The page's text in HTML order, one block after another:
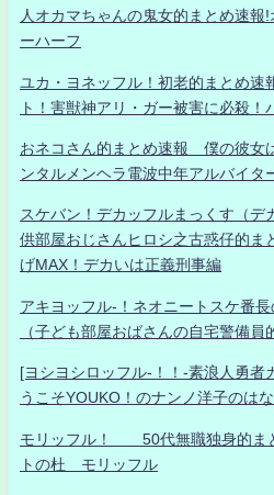
人オカマちゃんの鬼女的まとめ速報
ーハーフ
ユカ・ヨネッフル！初老的まとめ速
ト！害獣神アリ・ガー被害に必殺！
おネコさん的まとめ速報 僕の彼女
ンタルメンヘラ電波中年アルバイタ
スケバン！デカッフルまっくす（デ
供部屋おじさんヒロシ之古惑仔的ま
げMAX！デカいは正義刑事編
アキヨッフル-！ネオニートスケ番長
（子ども部屋おばさんの自宅警備員
[ヨシヨシロッフル-！！-素浪人勇者
うこそYOUKO！のナンノ洋子のは
モリッフル！ 50代無職独身的ま
トの杜 モリッフル